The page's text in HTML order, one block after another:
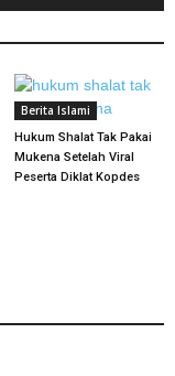
Berita Islami
Hukum Shalat Tak Pakai
Mukena Setelah Viral
Peserta Diklat Kopdes